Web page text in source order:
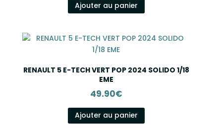
Ajouter au panier
RENAULT 5 E-TECH VERT POP 2024 SOLIDO 1/18
EME
49.90€
Ajouter au panier